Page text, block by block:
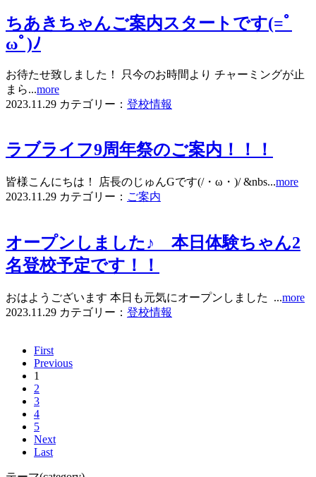
ちあきちゃんご案内スタートです(=ﾟ
ωﾟ)ﾉ
お待たせ致しました！ 只今のお時間より チャーミングが止
まら...more
2023.11.29 カテゴリー： 登校情報
ラブライフ9周年祭のご案内！！！
皆様こんにちは！ 店長のじゅんGです(/・ω・)/ &nbs...more
2023.11.29 カテゴリー： ご案内
オープンしました♪ 本日体験ちゃん2
名登校予定です！！
おはようございます 本日も元気にオープンしました ...more
2023.11.29 カテゴリー： 登校情報
First
Previous
1
2
3
4
5
Next
Last